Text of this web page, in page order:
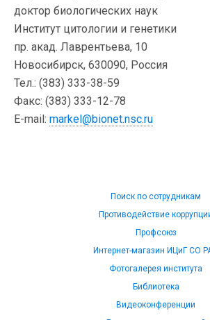
доктор биологических наук
Институт цитологии и генетики
пр. акад. Лаврентьева, 10
Новосибирск, 630090, Россия
Тел.: (383) 333-38-59
Факс: (383) 333-12-78
E-mail: markel@bionet.nsc.ru
Поиск по сотрудникам
Противодействие
Профсоюз
Интернет-магазин ИЦиГ СО
Фотогалерея института
Библиотека
Видеоконференции